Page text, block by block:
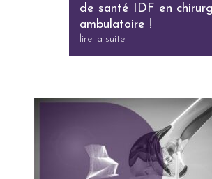
de santé IDF en
ambulatoire !
lire la suite